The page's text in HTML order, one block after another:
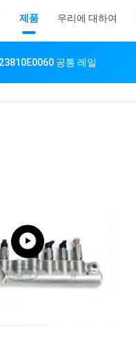
제품 우리에 대하여
공통 레일